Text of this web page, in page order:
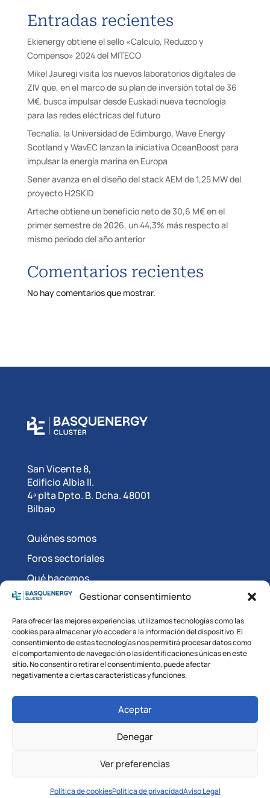
Gestionar consentimiento
Para ofrecer las mejores experiencias, utilizamos tecnologías como las
cookies para almacenar y/o acceder a la información del dispositivo. El
consentimiento de estas tecnologías nos permitirá procesar datos como
el comportamiento de navegación o las identificaciones únicas en este
sitio. No consentir o retirar el consentimiento, puede afectar
negativamente a ciertas características y funciones.
Aceptar
Denegar
Ver preferencias
Política de cookiesPolítica de privacidadAviso Legal
Entradas recientes
Ekienergy obtiene el sello «Calculo, Reduzco y
Compenso» 2024 del MITECO
Mikel Jauregi visita los nuevos laboratorios digitales de
ZIV que, en el marco de su plan de inversión total de 36
M€, busca impulsar desde Euskadi nueva tecnología
para las redes eléctricas del futuro
Tecnalia, la Universidad de Edimburgo, Wave Energy
Scotland y WavEC lanzan la iniciativa OceanBoost para
impulsar la energía marina en Europa
Sener avanza en el diseño del stack AEM de 1,25 MW del
proyecto H2SKID
Arteche obtiene un beneficio neto de 30,6 M€ en el
primer semestre de 2026, un 44,3% más respecto al
mismo periodo del año anterior
Comentarios recientes
No hay comentarios que mostrar.
San Vicente 8,
Edificio Albia II.
4ª plta Dpto. B. Dcha. 48001
Bilbao
Quiénes somos
Foros sectoriales
Qué hacemos
Vigilancia competitiva
Talento
Síguenos en:
© BASQUENERGY CLUSTER 2025.
privacidad